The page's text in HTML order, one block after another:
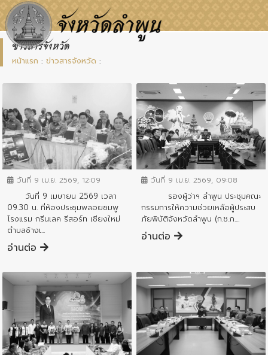
ข่าวสารจังหวัด
หน้าแรก : ข่าวสารจังหวัด :
ข่าวสารจังหวัด
วันที่ 9 เม.ย. 2569, 12:09
วันที่ 9 เมษายน 2569 เวลา
09.30 น. ที่ห้องประชุมพลอยชมพู
โรงแรม กรีนเลค รีสอร์ท เชียงใหม่
ตำบลช้างเ...
อ่านต่อ
ข่าวสารจังหวัด
วันที่ 9 เม.ย. 2569, 09:08
รองผู้ว่าฯ ลำพูน ประชุมคณะ
กรรมการให้ความช่วยเหลือผู้ประสบ
ภัยพิบัติจังหวัดลำพูน (ก.ช.ภ....
อ่านต่อ
ข่าวสารจังหวัด ข่าวสารจังหวัด